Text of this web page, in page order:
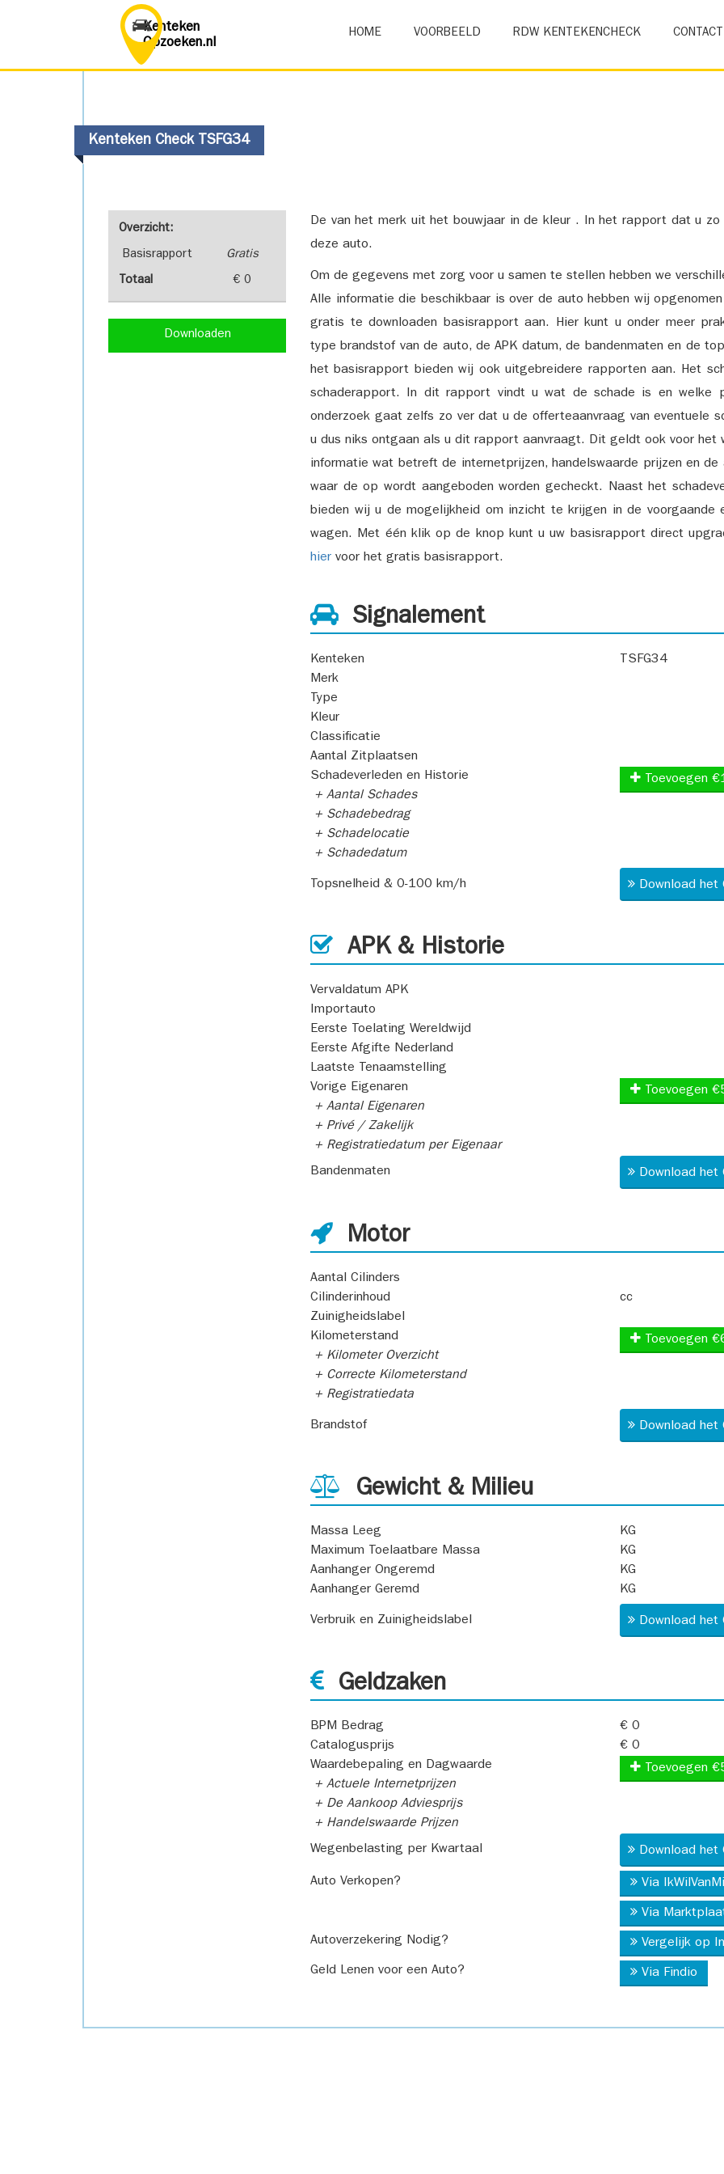
Kenteken
Opzoeken.nl
HOME VOORBEELD RDW KENTEKENCHECK CONTACT
Kenteken Check TSFG34
Overzicht:
Basisrapport Gratis
Totaal € 0
Downloaden
De van het merk uit het bouwjaar in de kleur . In het rapport dat u
deze auto.
Om de gegevens met zorg voor u samen te stellen hebben we
Alle informatie die beschikbaar is over de auto hebben wij
gratis te downloaden basisrapport aan. Hier kunt u onder meer
type brandstof van de auto, de APK datum, de bandenmaten en de
het basisrapport bieden wij ook uitgebreidere rapporten aan. Het
schaderapport. In dit rapport vindt u wat de schade is en welke
onderzoek gaat zelfs zo ver dat u de offerteaanvraag van eventuele
u dus niks ontgaan als u dit rapport aanvraagt. Dit geldt ook voor
informatie wat betreft de internetprijzen, handelswaarde prijzen en
waar de op wordt aangeboden worden gecheckt. Naast het
bieden wij u de mogelijkheid om inzicht te krijgen in de voorgaande
wagen. Met één klik op de knop kunt u uw basisrapport direct
hier voor het gratis basisrapport.
Signalement
Kenteken
TSFG34
Merk
Type
Kleur
Classificatie
Aantal Zitplaatsen
Schadeverleden en Historie
+ Aantal Schades
+ Schadebedrag
+ Schadelocatie
+ Schadedatum
Toevoegen
Topsnelheid & 0-100 km/h Download
APK & Historie
Vervaldatum APK
Importauto
Eerste Toelating Wereldwijd
Eerste Afgifte Nederland
Laatste Tenaamstelling
Vorige Eigenaren
+ Aantal Eigenaren
+ Privé / Zakelijk
+ Registratiedatum per Eigenaar
Toevoegen
Bandenmaten Download
Motor
Aantal Cilinders
Cilinderinhoud
cc
Zuinigheidslabel
Kilometerstand
+ Kilometer Overzicht
+ Correcte Kilometerstand
+ Registratiedata
Toevoegen
Brandstof Download
Gewicht & Milieu
Massa Leeg
KG
Maximum Toelaatbare Massa
KG
Aanhanger Ongeremd
KG
Aanhanger Geremd
KG
Verbruik en Zuinigheidslabel Download
Geldzaken
BPM Bedrag
€ 0
Catalogusprijs
€ 0
Waardebepaling en Dagwaarde
+ Actuele Internetprijzen
+ De Aankoop Adviesprijs
+ Handelswaarde Prijzen
Toevoegen
Wegenbelasting per Kwartaal Download
Auto Verkopen? Via
Via
Autoverzekering Nodig? Vergelijk op
Geld Lenen voor een Auto? Via Findio